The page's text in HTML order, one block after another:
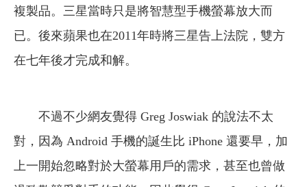
複製品。三星當時只是將智慧型手機螢幕放大而
已。後來蘋果也在2011年時將三星告上法院，雙方
在七年後才完成和解。
不過不少網友覺得 Greg Joswiak 的說法不太
對，因為 Android 手機的誕生比 iPhone 還要早，加
上一開始忽略對於大螢幕用戶的需求，甚至也曾做